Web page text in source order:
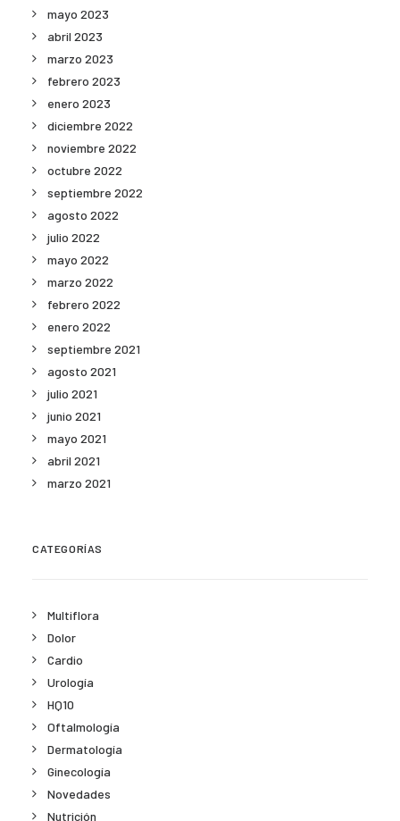
mayo 2023
abril 2023
marzo 2023
febrero 2023
enero 2023
diciembre 2022
noviembre 2022
octubre 2022
septiembre 2022
agosto 2022
julio 2022
mayo 2022
marzo 2022
febrero 2022
enero 2022
septiembre 2021
agosto 2021
julio 2021
junio 2021
mayo 2021
abril 2021
marzo 2021
CATEGORÍAS
Multiflora
Dolor
Cardio
Urología
HQ10
Oftalmología
Dermatología
Ginecología
Novedades
Nutrición